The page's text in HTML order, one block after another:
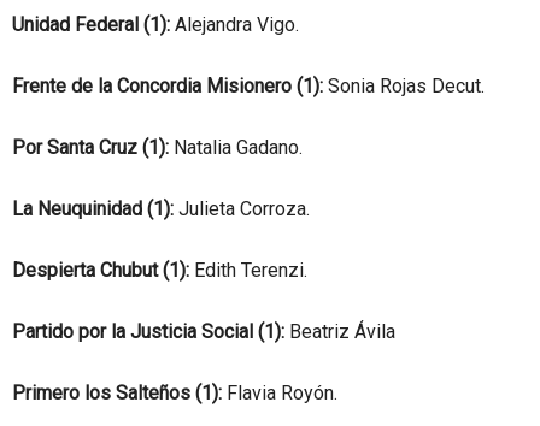
Unidad Federal (1): Alejandra Vigo.
Frente de la Concordia Misionero (1): Sonia Rojas Decut.
Por Santa Cruz (1): Natalia Gadano.
La Neuquinidad (1): Julieta Corroza.
Despierta Chubut (1): Edith Terenzi.
Partido por la Justicia Social (1): Beatriz Ávila
Primero los Salteños (1): Flavia Royón.